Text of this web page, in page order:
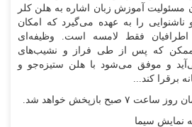
آموزش زبان اشاره به هلن کلر
ناشنوایی را به عهده می‌گیرد که امکان
اطرافیان فقط لامسه است. وظیفه‌ای
که پس از طی فراز و نشیب‌های
و موفق می‌شود با هلن ستیزه‌جو و
برقرا کند...
بازپخش خواهد شد.
نمایش سیما